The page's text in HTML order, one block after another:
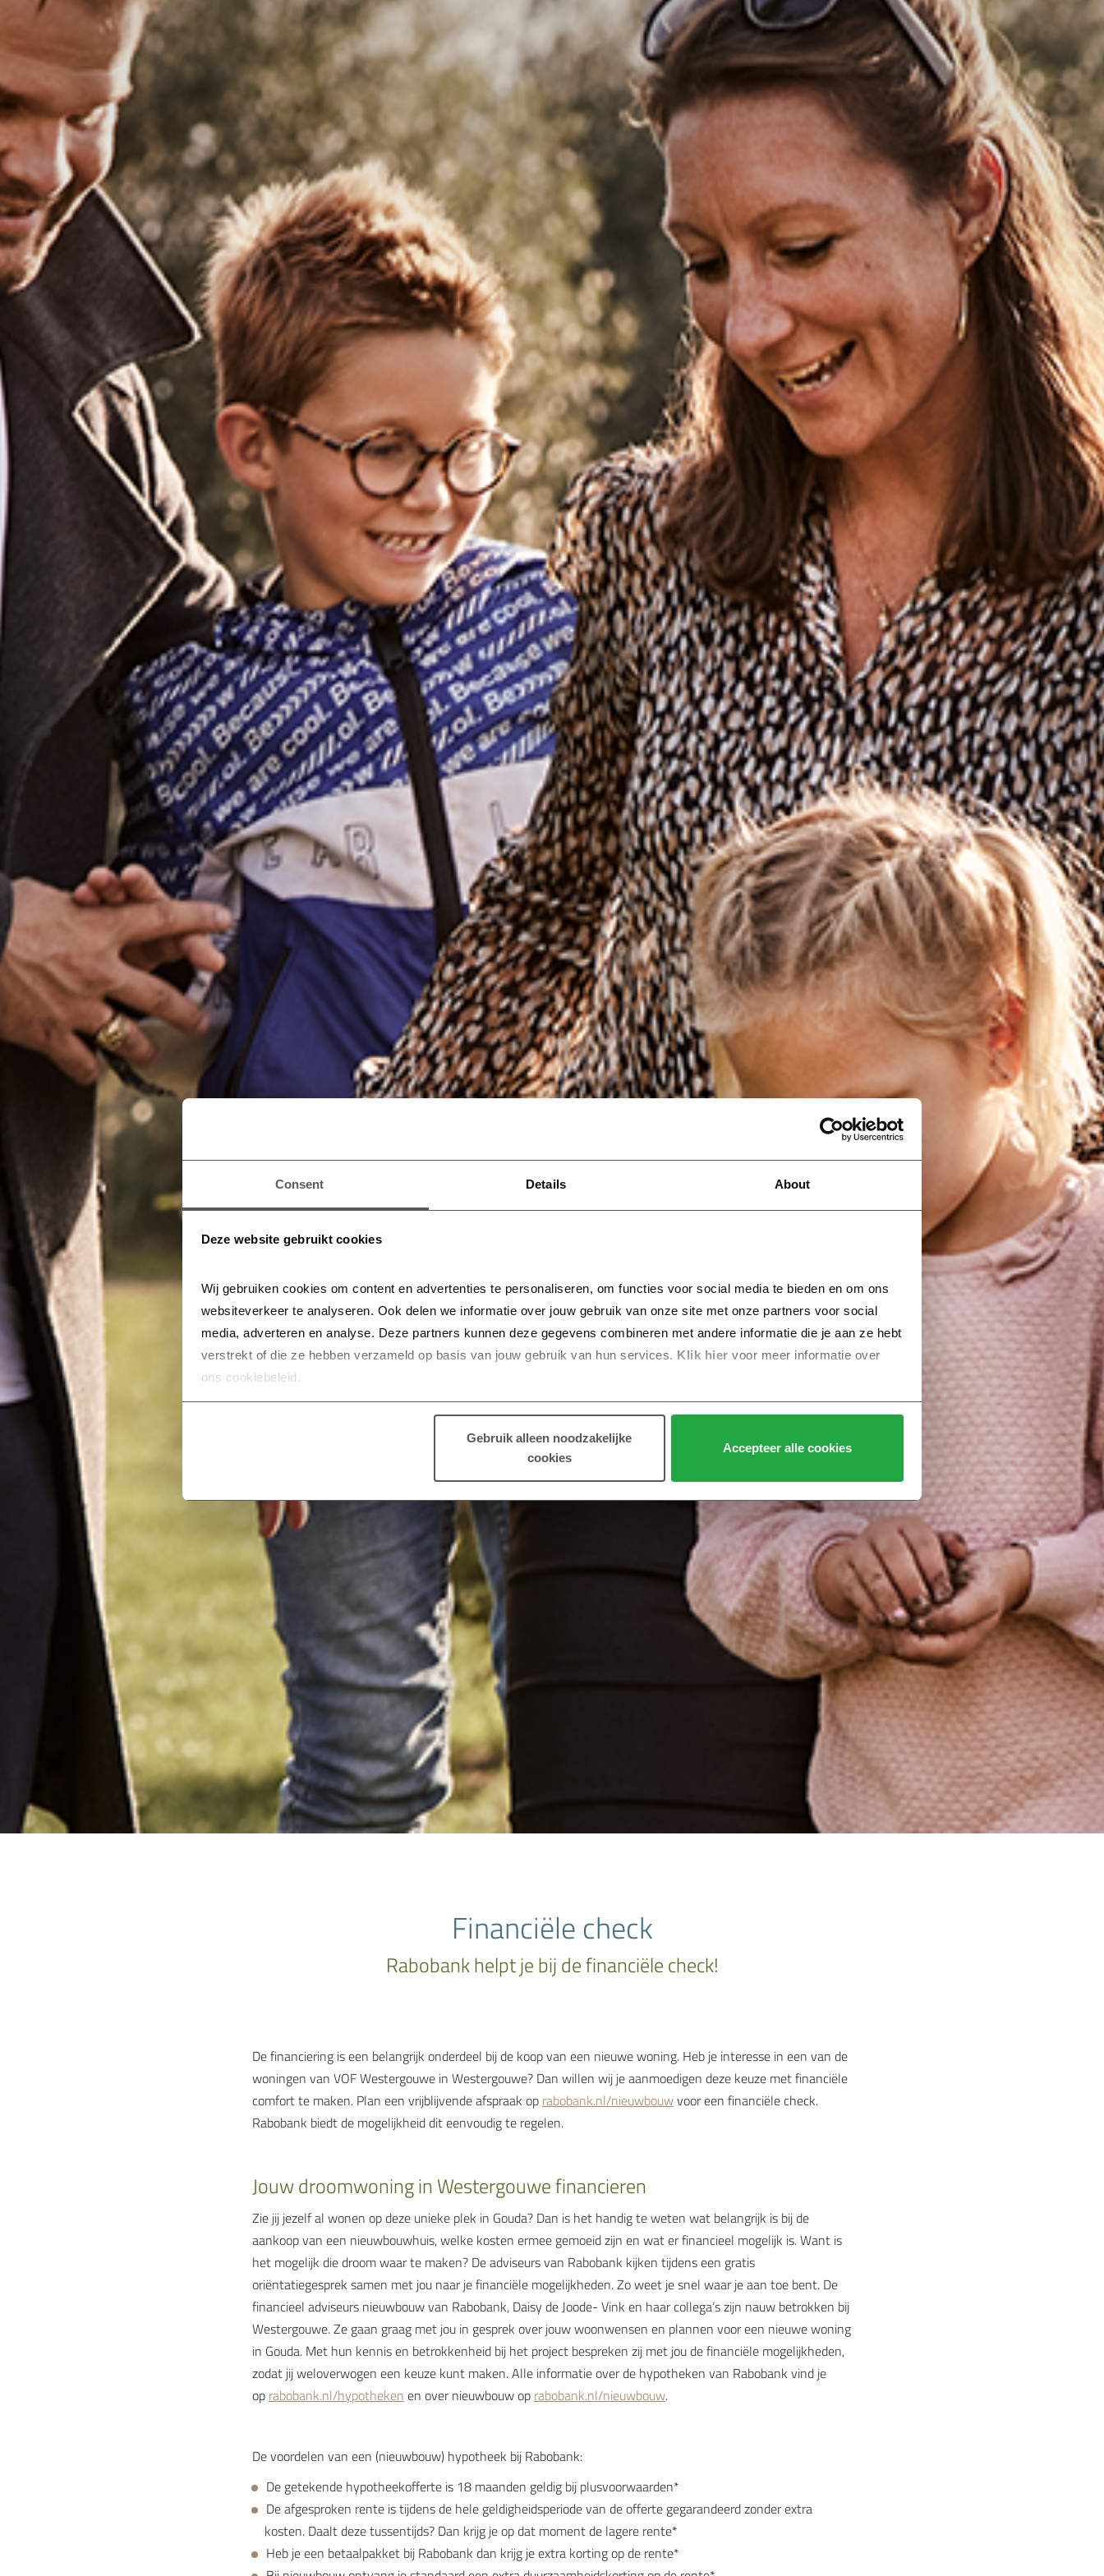
Consent Details About
Deze website gebruikt cookies
Wij gebruiken cookies om content en advertenties te personaliseren, om functies voor social media te bieden en om ons
websiteverkeer te analyseren. Ook delen we informatie over jouw gebruik van onze site met onze partners voor social
media, adverteren en analyse. Deze partners kunnen deze gegevens combineren met andere informatie die je aan ze hebt
verstrekt of die ze hebben verzameld op basis van jouw gebruik van hun services. Klik hier voor meer informatie over
ons cookiebeleid.
Gebruik alleen noodzakelijke
cookies
Accepteer alle cookies
Financiële check
Rabobank helpt je bij de financiële check!
De financiering is een belangrijk onderdeel bij de koop van een nieuwe woning. Heb je interesse in een van de
woningen van VOF Westergouwe in Westergouwe? Dan willen wij je aanmoedigen deze keuze met financiële
comfort te maken. Plan een vrijblijvende afspraak op rabobank.nl/nieuwbouwvoor een financiële check.
Rabobank biedt de mogelijkheid dit eenvoudig te regelen.
Jouw droomwoning in Westergouwe financieren
Zie jij jezelf al wonen op deze unieke plek in Gouda? Dan is het handig te weten wat belangrijk is bij de
aankoop van een nieuwbouwhuis, welke kosten ermee gemoeid zijn en wat er financieel mogelijk is. Want is
het mogelijk die droom waar te maken? De adviseurs van Rabobank kijken tijdens een gratis
oriëntatiegesprek samen met jou naar je financiële mogelijkheden. Zo weet je snel waar je aan toe bent. De
financieel adviseurs nieuwbouw van Rabobank, Daisy de Joode- Vink en haar collega’s zijn nauw betrokken bij
Westergouwe. Ze gaan graag met jou in gesprek over jouw woonwensen en plannen voor een nieuwe woning
in Gouda. Met hun kennis en betrokkenheid bij het project bespreken zij met jou de financiële mogelijkheden,
zodat jij weloverwogen een keuze kunt maken. Alle informatie over de hypotheken van Rabobank vind je
op rabobank.nl/hypotheken en over nieuwbouw op rabobank.nl/nieuwbouw.
De voordelen van een (nieuwbouw) hypotheek bij Rabobank:
De getekende hypotheekofferte is 18 maanden geldig bij plusvoorwaarden*
De afgesproken rente is tijdens de hele geldigheidsperiode van de offerte gegarandeerd zonder extra
kosten. Daalt deze tussentijds? Dan krijg je op dat moment de lagere rente*
Heb je een betaalpakket bij Rabobank dan krijg je extra korting op de rente*